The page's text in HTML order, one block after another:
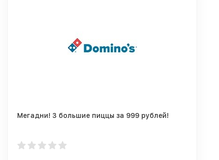
Мегадни! 3 большие пиццы за 999 рублей!